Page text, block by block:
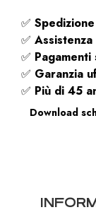
✅
✅
✅ Pagamenti
✅ Garanzia
✅ Più di 45
Download